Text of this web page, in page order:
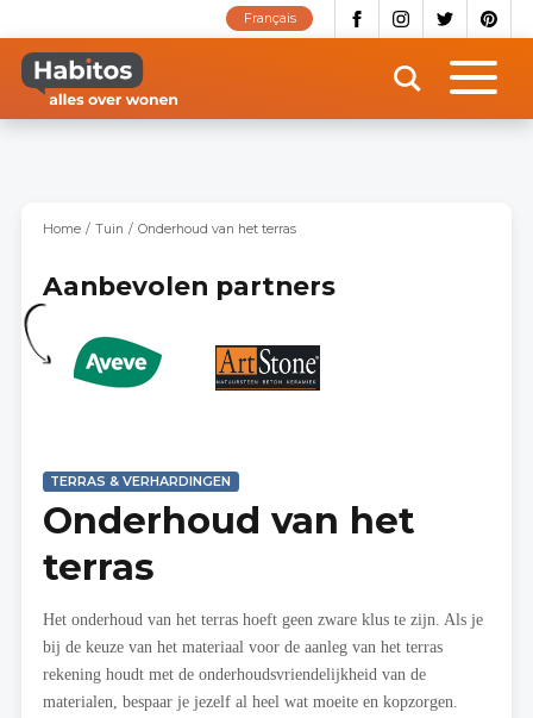
naar
inhoud
gaan
Français
Home Tuin Onderhoud van het terras
Aanbevolen partners
TERRAS & VERHARDINGEN
Onderhoud van het
terras
Het onderhoud van het terras hoeft geen zware klus te zijn. Als je
bij de keuze van het materiaal voor de aanleg van het terras
rekening houdt met de onderhoudsvriendelijkheid van de
materialen, bespaar je jezelf al heel wat moeite en kopzorgen.